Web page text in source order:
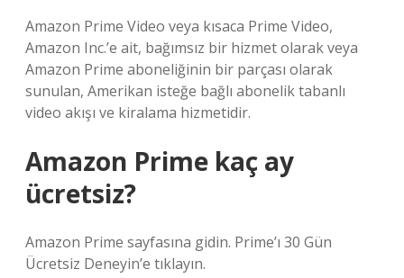
Amazon Prime Video veya kısaca Prime Video,
Amazon Inc.’e ait, bağımsız bir hizmet olarak veya
Amazon Prime aboneliğinin bir parçası olarak
sunulan, Amerikan isteğe bağlı abonelik tabanlı
video akışı ve kiralama hizmetidir.
Amazon Prime kaç ay
ücretsiz?
Amazon Prime sayfasına gidin. Prime’ı 30 Gün
Ücretsiz Deneyin’e tıklayın.